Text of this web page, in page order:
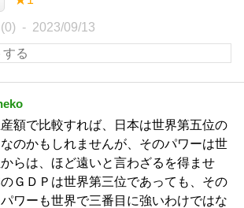
2023/09/13
産額で比較すれば、日本は世界第五位の
のかもしれませんが、そのパワーは世
らは、ほど遠いと言わざるを得ませ
ＧＤＰは世界第三位であっても、その
ワーも世界で三番目に強いわけではな